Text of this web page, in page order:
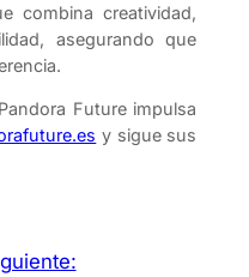
combina creatividad,
asegurando que
Future impulsa
y sigue sus